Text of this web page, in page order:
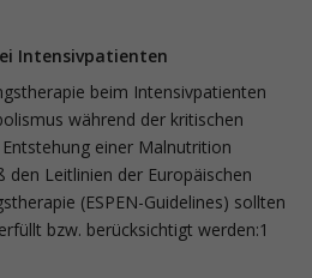
Intensivpatienten
beim Intensivpatienten
während der kritischen
einer Malnutrition
den Leitlinien der Europäischen
(ESPEN-Guidelines) sollten
bzw. berücksichtigt werden:1